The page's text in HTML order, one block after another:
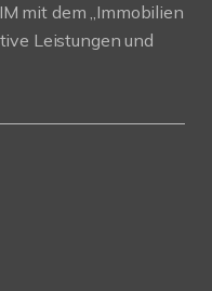
mit dem „Immobilien
Leistungen und